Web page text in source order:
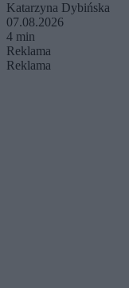
Katarzyna Dybińska
07.08.2026
4 min
Reklama
Reklama